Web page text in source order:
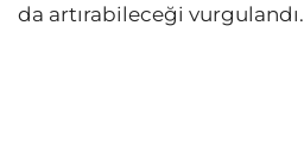
da artırabileceği vurgulandı.